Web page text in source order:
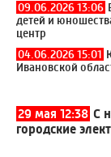
09.06.2026 13:06
детей и
центр
04.06.2026 15:01
Ивановской
29 мая 12:38 С
городские